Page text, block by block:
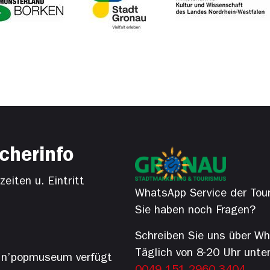
u. Eintritt
verfügt
WhatsApp Service der
Sie haben noch Fragen?
Schreiben Sie uns über
Täglich von 8-20 Uhr unter